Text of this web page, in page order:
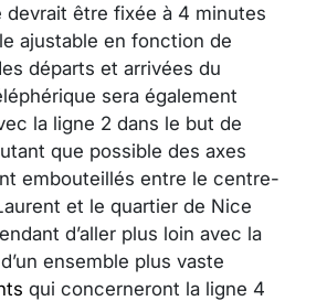
devrait être fixée à 4 minutes
ajustable en fonction de
départs et arrivées du
sera également
la ligne 2 dans le but de
que possible des axes
embouteillés entre le centre-
et le quartier de Nice
d’aller plus loin avec la
ensemble plus vaste
qui concerneront la ligne 4